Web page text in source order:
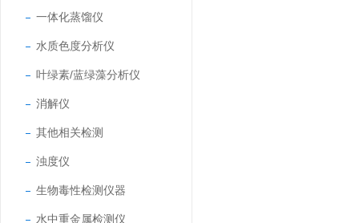
一体化蒸馏仪
水质色度分析仪
叶绿素/蓝绿藻分析仪
消解仪
其他相关检测
浊度仪
生物毒性检测仪器
水中重金属检测仪